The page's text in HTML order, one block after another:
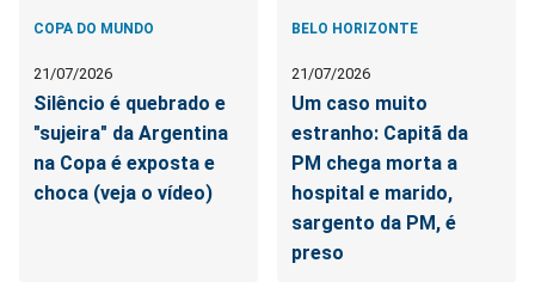
COPA DO MUNDO
21/07/2026
Silêncio é quebrado e
"sujeira" da Argentina
na Copa é exposta e
choca (veja o vídeo)
BELO HORIZONTE
21/07/2026
Um caso muito
estranho: Capitã da
PM chega morta a
hospital e marido,
sargento da PM, é
preso